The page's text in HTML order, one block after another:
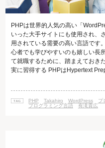
PHPは世界的人気の高い「
いった大手サイトにも使用され、
用されている需要の高い言語です
心者でも学びやすいのも嬉しい長
て就職するために、踏まえておき
実に習得する PHPはHypertext
で、Webページを動的に作るこ
HTMLをしっかりと理解しておく
PHP Takahiro WordPress プ
プログラミング言語
有滝貴広